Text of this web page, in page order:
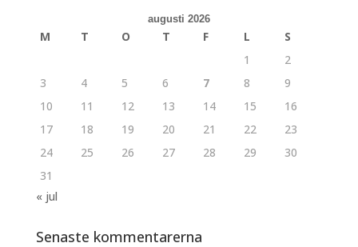
augusti 2026
M T O T F L
S
1
2
3
4 5 6 7 8
9
10
11 12 13 14 15
16
17
18 19 20 21 22
23
24
25 26 27 28 29
30
31
« jul
Senaste kommentarerna